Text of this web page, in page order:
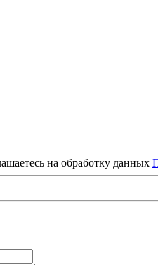
на обработку данных